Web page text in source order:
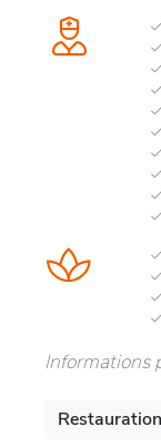
Informations
Restauration